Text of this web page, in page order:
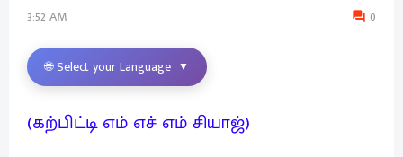
3:52 AM 0
🌐 Select your Language ▼
(கற்பிட்டி எம் எச் எம் சியாஜ்)